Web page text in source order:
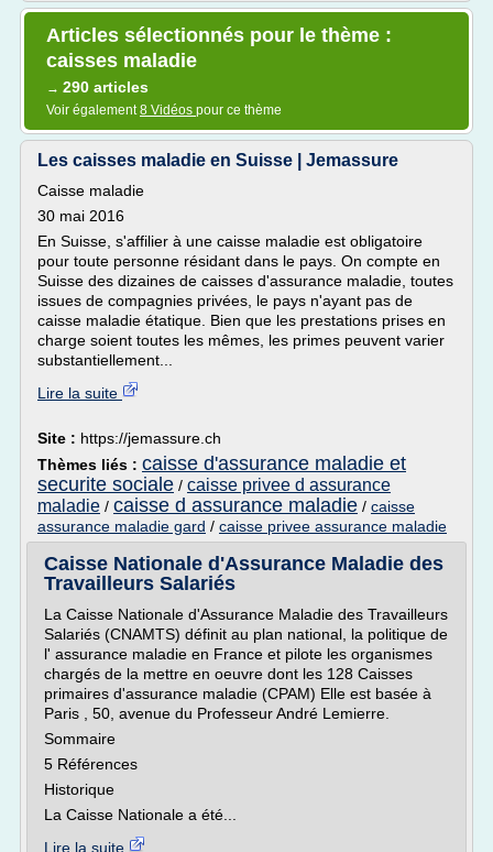
Articles sélectionnés pour le thème :
caisses maladie
→ 290 articles
Voir également8 Vidéos pour ce thème
Les caisses maladie en Suisse | Jemassure
Caisse maladie
30 mai 2016
En Suisse, s'affilier à une caisse maladie est obligatoire
pour toute personne résidant dans le pays. On compte en
Suisse des dizaines de caisses d'assurance maladie, toutes
issues de compagnies privées, le pays n'ayant pas de
caisse maladie étatique. Bien que les prestations prises en
charge soient toutes les mêmes, les primes peuvent varier
substantiellement...
Lire la suite
Site : https://jemassure.ch
Thèmes liés : caisse d'assurance maladie et
securite sociale / caisse privee d assurance
maladie / caisse d assurance maladie / caisse
assurance maladie gard / caisse privee assurance maladie
Caisse Nationale d'Assurance Maladie des
Travailleurs Salariés
La Caisse Nationale d'Assurance Maladie des Travailleurs
Salariés (CNAMTS) définit au plan national, la politique de
l' assurance maladie en France et pilote les organismes
chargés de la mettre en oeuvre dont les 128 Caisses
primaires d'assurance maladie (CPAM) Elle est basée à
Paris , 50, avenue du Professeur André Lemierre.
Sommaire
5 Références
Historique
La Caisse Nationale a été...
Lire la suite